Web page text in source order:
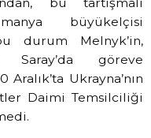
büyükelçisi
durum Melnyk’in,
Saray’da göreve
Ukrayna’nın
Daimi Temsilciliği